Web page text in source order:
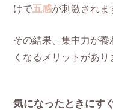
けで五感が刺激されま
その結果、集中力が
くなるメリットがあり
気になったときにす